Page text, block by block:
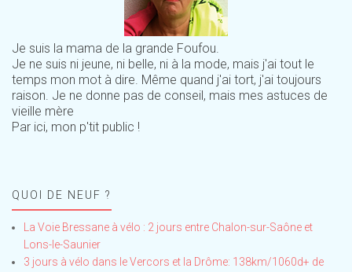
Je suis la mama de la grande Foufou.
Je ne suis ni jeune, ni belle, ni à la mode, mais j'ai tout le
temps mon mot à dire. Même quand j'ai tort, j'ai toujours
raison. Je ne donne pas de conseil, mais mes astuces de
vieille mère
Par ici, mon p'tit public !
QUOI DE NEUF ?
La Voie Bressane à vélo : 2 jours entre Chalon-sur-Saône et
Lons-le-Saunier
3 jours à vélo dans le Vercors et la Drôme: 138km/1060d+ de